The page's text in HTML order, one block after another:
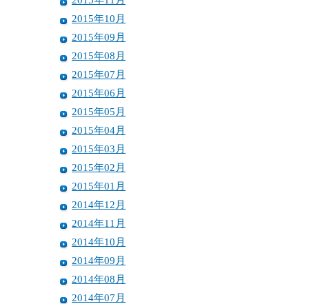
2015年10月
2015年09月
2015年08月
2015年07月
2015年06月
2015年05月
2015年04月
2015年03月
2015年02月
2015年01月
2014年12月
2014年11月
2014年10月
2014年09月
2014年08月
2014年07月